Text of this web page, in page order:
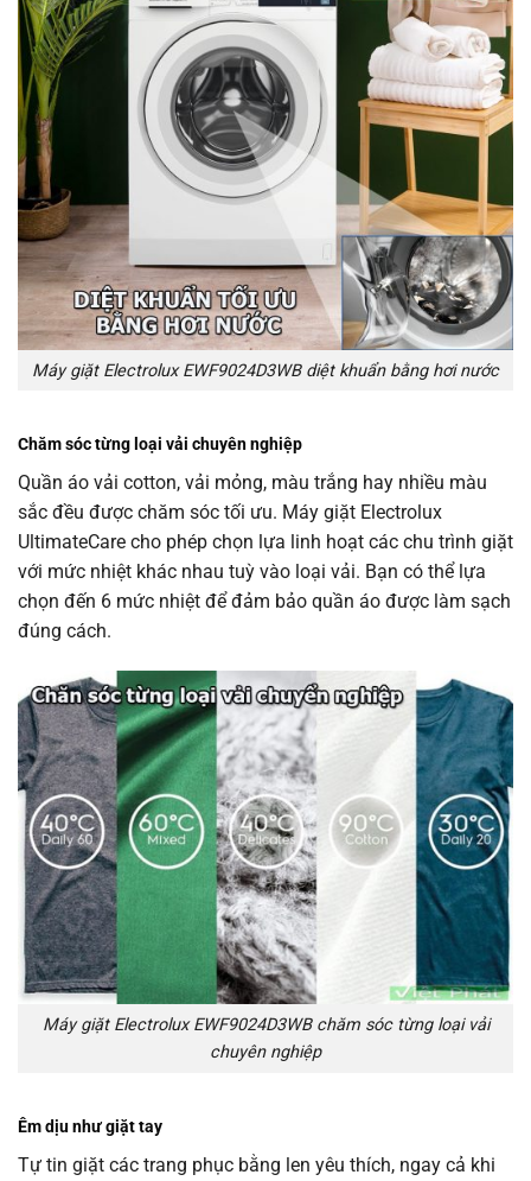
Máy giặt Electrolux EWF9024D3WB diệt khuẩn bằng hơi nước
Chăm sóc từng loại vải chuyên nghiệp
Quần áo vải cotton, vải mỏng, màu trắng hay nhiều màu
sắc đều được chăm sóc tối ưu. Máy giặt Electrolux
UltimateCare cho phép chọn lựa linh hoạt các chu trình giặt
với mức nhiệt khác nhau tuỳ vào loại vải. Bạn có thể lựa
chọn đến 6 mức nhiệt để đảm bảo quần áo được làm sạch
đúng cách.
Máy giặt Electrolux EWF9024D3WB chăm sóc từng loại vải
chuyên nghiệp
Êm dịu như giặt tay
Tự tin giặt các trang phục bằng len yêu thích, ngay cả khi